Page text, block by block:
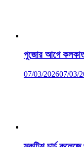
পুজোর আগে
07/03/202607/03/